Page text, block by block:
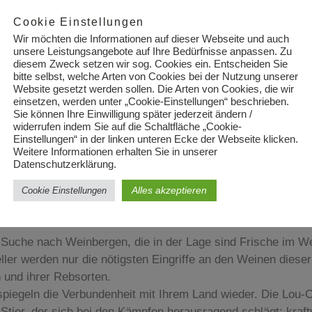
die Domaine so gut wie keine Pilzerkrankungen kennt.
in der gleichnamigen Lage auf grobem Kiesboden.
ein kleiner Eichenhain stand. Lediglich eine einzige
GASSIER
und interessanter als die des Winzers. Das
kann. Erst zum Schluss bei der Assemblage der Weine
nach Weinbergen, die in der Lage sind Frische im
werden nur die nötigsten Eingriffe an den Weinen
ihrer Rebsorten.
die Verbundenheit mit Ihrem Land wieder. Die Lou-
Cookie Einstellungen
Wir möchten die Informationen auf dieser Webseite und auch
unsere Leistungsangebote auf Ihre Bedürfnisse anpassen. Zu
diesem Zweck setzen wir sog. Cookies ein. Entscheiden Sie
bitte selbst, welche Arten von Cookies bei der Nutzung unserer
Website gesetzt werden sollen. Die Arten von Cookies, die wir
einsetzen, werden unter „Cookie-Einstellungen“ beschrieben.
Sie können Ihre Einwilligung später jederzeit ändern /
widerrufen indem Sie auf die Schaltfläche „Cookie-
Einstellungen“ in der linken unteren Ecke der Webseite klicken.
Weitere Informationen erhalten Sie in unserer
Datenschutzerklärung.
Cookie Einstellungen Alles akzeptieren